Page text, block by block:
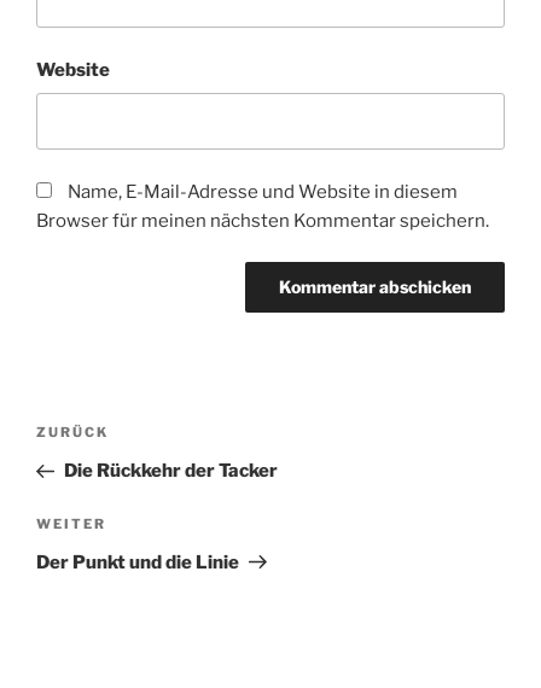
Website
Name, E-Mail-Adresse und Website in diesem
Browser für meinen nächsten Kommentar speichern.
Beitragsnavigation
Vorheriger
Beitrag
ZURÜCK
Die Rückkehr der Tacker
Nächster
Beitrag
WEITER
Der Punkt und die Linie